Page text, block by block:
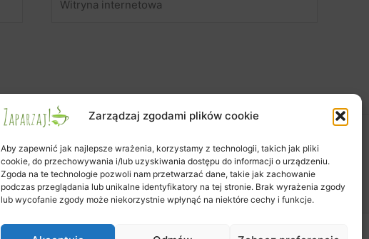
Zarządzaj zgodami plików cookie
Aby zapewnić jak najlepsze wrażenia, korzystamy z technologii, takich jak pliki
cookie, do przechowywania i/lub uzyskiwania dostępu do informacji o urządzeniu.
Zgoda na te technologie pozwoli nam przetwarzać dane, takie jak zachowanie
podczas przeglądania lub unikalne identyfikatory na tej stronie. Brak wyrażenia zgody
lub wycofanie zgody może niekorzystnie wpłynąć na niektóre cechy i funkcje.
internetowa
Zapisy na warsztaty Zamówienie
Koszyk
Moje konto
Polityka plików cookies (EU)
Motyw Astra WordPress